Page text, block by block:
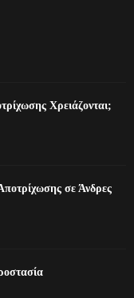
Χρειάζονται;
σε Άνδρες